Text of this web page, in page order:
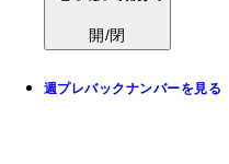
開/閉
週プレバックナンバーを見る